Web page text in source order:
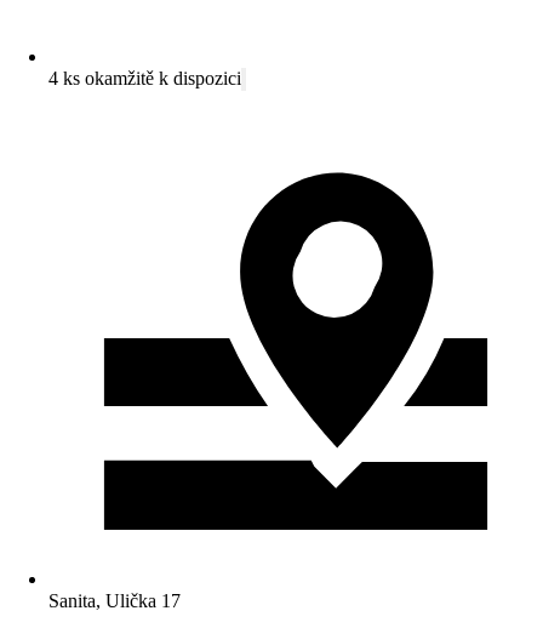
4 ks okamžitě k dispozici
Sanita, Ulička 17